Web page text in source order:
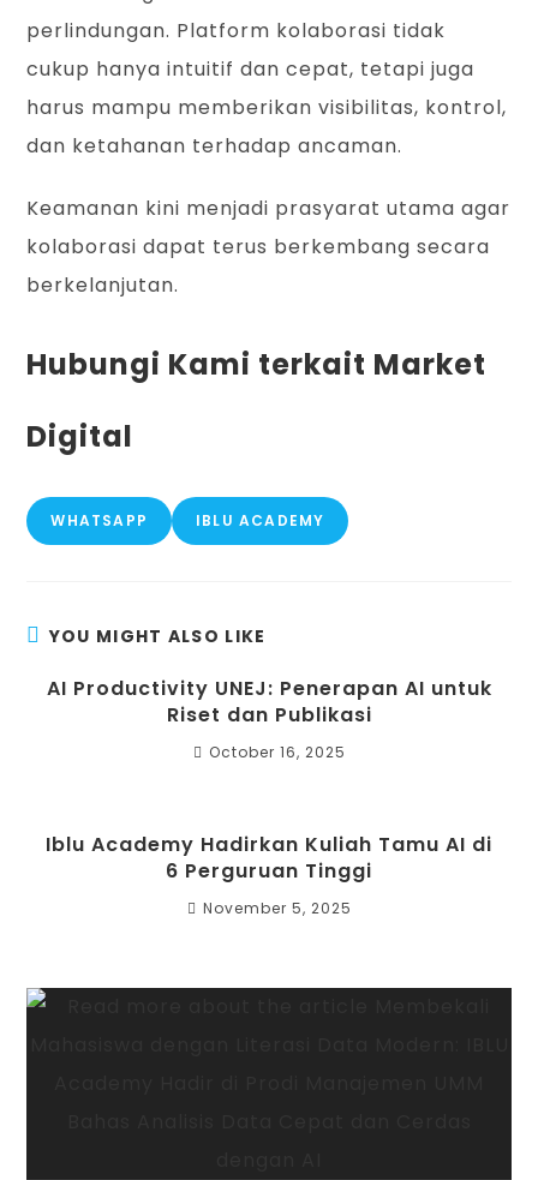
perlindungan. Platform kolaborasi tidak
cukup hanya intuitif dan cepat, tetapi juga
harus mampu memberikan visibilitas, kontrol,
dan ketahanan terhadap ancaman.
Keamanan kini menjadi prasyarat utama agar
kolaborasi dapat terus berkembang secara
berkelanjutan.
Hubungi Kami terkait Market
Digital
WHATSAPP IBLU ACADEMY
YOU MIGHT ALSO LIKE
AI Productivity UNEJ: Penerapan AI untuk
Riset dan Publikasi
October 16, 2025
Iblu Academy Hadirkan Kuliah Tamu AI di
6 Perguruan Tinggi
November 5, 2025